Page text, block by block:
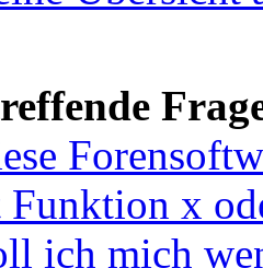
Funktion x
ich mich